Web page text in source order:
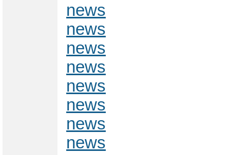
news
news
news
news
news
news
news
news